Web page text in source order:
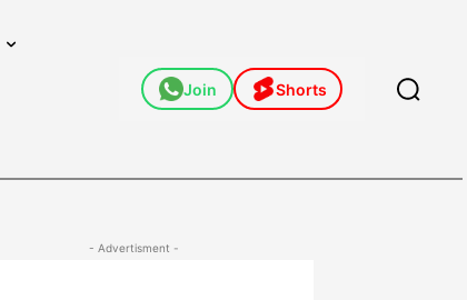
Join Shorts
- Advertisment -